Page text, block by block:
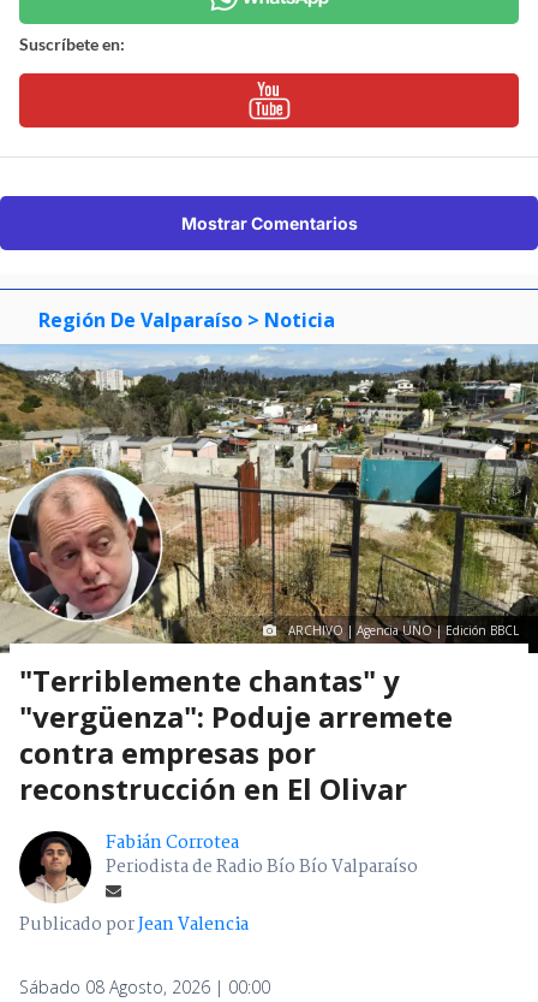
Suscríbete en:
Mostrar Comentarios
Región De Valparaíso > Noticia
ARCHIVO | Agencia UNO | Edición BBCL
"Terriblemente chantas" y
"vergüenza": Poduje arremete
contra empresas por
reconstrucción en El Olivar
Fabián Corrotea
Periodista de Radio Bío Bío Valparaíso
Publicado porJean Valencia
Sábado 08 Agosto, 2026 | 00:00